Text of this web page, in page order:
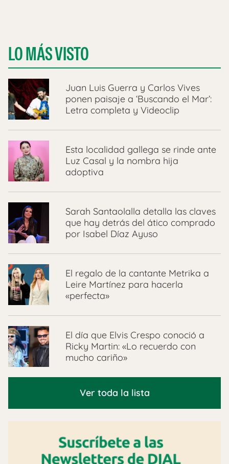
LO MÁS VISTO
Juan Luis Guerra y Carlos Vives
ponen paisaje a ‘Buscando el Mar’:
Letra completa y Videoclip
Esta localidad gallega se rinde ante
Luz Casal y la nombra hija
adoptiva
Sarah Santaolalla detalla las claves
que hay detrás del ático comprado
por Isabel Díaz Ayuso
El regalo de la cantante Metrika a
Leire Martínez para hacerla
«perfecta»
El día que Elvis Crespo conoció a
Ricky Martin: «Lo recuerdo con
mucho cariño»
Ver toda la lista